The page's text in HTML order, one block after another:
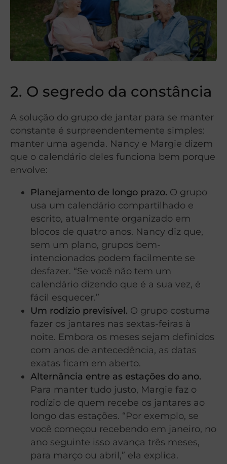
2. O segredo da constância
A solução do grupo de jantar para se manter
constante é surpreendentemente simples:
manter uma agenda. Nancy e Margie dizem
que o calendário deles funciona bem porque
envolve:
Planejamento de longo prazo. O grupo
usa um calendário compartilhado e
escrito, atualmente organizado em
blocos de quatro anos. Nancy diz que,
sem um plano, grupos bem-
intencionados podem facilmente se
desfazer. “Se você não tem um
calendário dizendo que é a sua vez, é
fácil esquecer.”
Um rodízio previsível. O grupo costuma
fazer os jantares nas sextas-feiras à
noite. Embora os meses sejam definidos
com anos de antecedência, as datas
exatas ficam em aberto.
Alternância entre as estações do ano.
Para manter tudo justo, Margie faz o
rodízio de quem recebe os jantares ao
longo das estações. “Por exemplo, se
você começou recebendo em janeiro, no
ano seguinte isso avança três meses,
para março ou abril,” ela explica.